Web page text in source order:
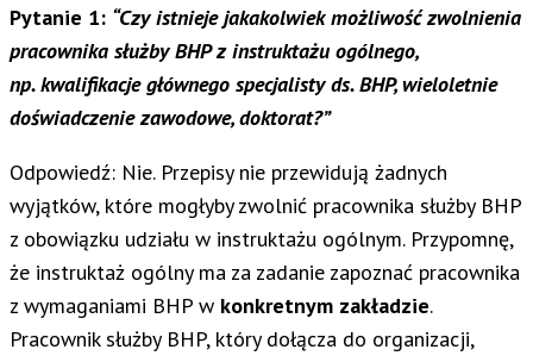
Pytanie 1: “Czy istnieje jakakolwiek możliwość zwolnienia
pracownika służby BHP z instruktażu ogólnego,
np. kwalifikacje głównego specjalisty ds. BHP, wieloletnie
doświadczenie zawodowe, doktorat?”
Odpowiedź: Nie. Przepisy nie przewidują żadnych
wyjątków, które mogłyby zwolnić pracownika służby BHP
z obowiązku udziału w instruktażu ogólnym. Przypomnę,
że instruktaż ogólny ma za zadanie zapoznać pracownika
z wymaganiami BHP w konkretnym zakładzie.
Pracownik służby BHP, który dołącza do organizacji,